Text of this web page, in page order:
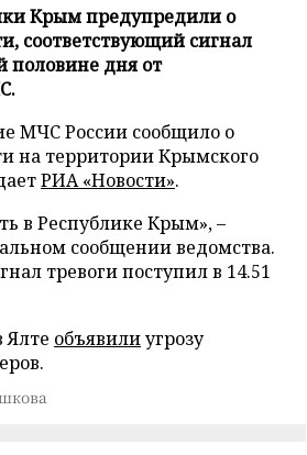
Крым предупредили о
соответствующий сигнал
половине дня от
МЧС России сообщило о
на территории Крымского
РИА «Новости».
в Республике Крым», –
сообщении ведомства.
тревоги поступил в 14.51
Ялте объявилиугрозу